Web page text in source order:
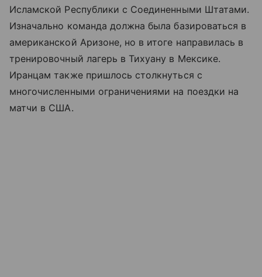
Исламской Республики с Соединенными Штатами.
Изначально команда должна была базироваться в
американской Аризоне, но в итоге направилась в
тренировочный лагерь в Тихуану в Мексике.
Иранцам также пришлось столкнуться с
многочисленными ограничениями на поездки на
матчи в США.